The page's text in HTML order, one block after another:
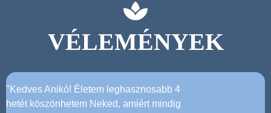
VÉLEMÉNYEK
"Kedves Anikó! Életem leghasznosabb 4
hetét köszönhetem Neked, amiért mindig